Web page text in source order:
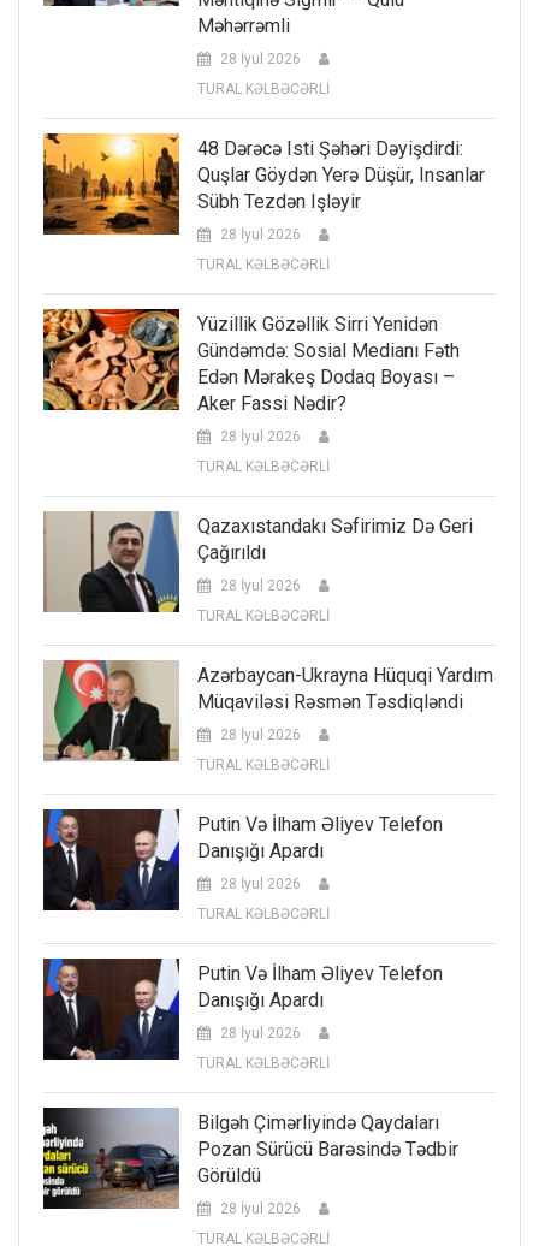
Məhərrəmli
28 İyul 2026
TURAL KƏLBƏCƏRLİ
48 Dərəcə Isti Şəhəri Dəyişdirdi:
Quşlar Göydən Yerə Düşür, Insanlar
Sübh Tezdən Işləyir
28 İyul 2026
TURAL KƏLBƏCƏRLİ
Yüzillik Gözəllik Sirri Yenidən
Gündəmdə: Sosial Medianı Fəth
Edən Mərakeş Dodaq Boyası –
Aker Fassi Nədir?
28 İyul 2026
TURAL KƏLBƏCƏRLİ
Qazaxıstandakı Səfirimiz Də Geri
Çağırıldı
28 İyul 2026
TURAL KƏLBƏCƏRLİ
Azərbaycan-Ukrayna Hüquqi Yardım
Müqaviləsi Rəsmən Təsdiqləndi
28 İyul 2026
TURAL KƏLBƏCƏRLİ
Putin Və İlham Əliyev Telefon
Danışığı Apardı
28 İyul 2026
TURAL KƏLBƏCƏRLİ
Putin Və İlham Əliyev Telefon
Danışığı Apardı
28 İyul 2026
TURAL KƏLBƏCƏRLİ
Bilgəh Çimərliyində Qaydaları
Pozan Sürücü Barəsində Tədbir
Görüldü
28 İyul 2026
TURAL KƏLBƏCƏRLİ